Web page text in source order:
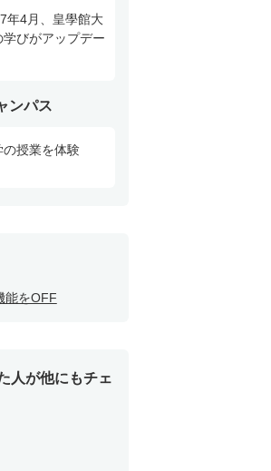
年4月、皇學館大
学びがアップデー
ンパス
の授業を体験
能をOFF
人が他にもチェ